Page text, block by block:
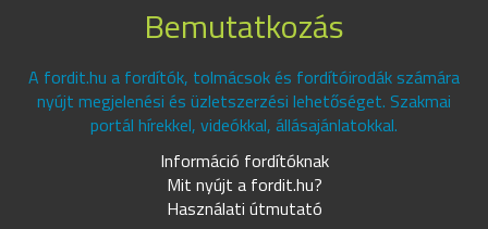
Bemutatkozás
A fordit.hu a fordítók, tolmácsok és fordítóirodák számára
nyújt megjelenési és üzletszerzési lehetőséget. Szakmai
portál hírekkel, videókkal, állásajánlatokkal.
Információ fordítóknak
Mit nyújt a fordit.hu?
Használati útmutató